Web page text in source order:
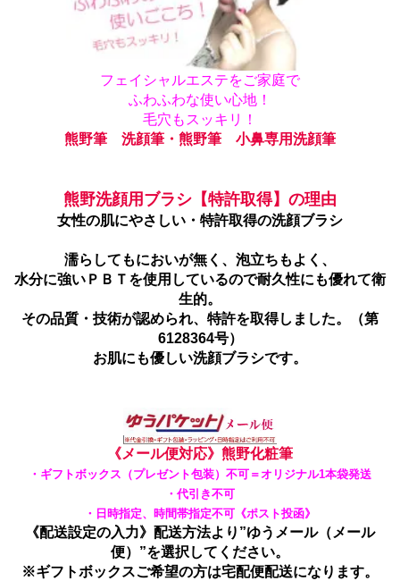
フェイシャルエステをご家庭で
ふわふわな使い心地！
毛穴もスッキリ！
熊野筆 洗顔筆・熊野筆 小鼻専用洗顔筆
熊野洗顔用ブラシ【特許取得】の理由
女性の肌にやさしい・特許取得の洗顔ブラシ
濡らしてもにおいが無く、泡立ちもよく、
水分に強いＰＢＴを使用しているので耐久性にも優れて衛
生的。
その品質・技術が認められ、特許を取得しました。（第
6128364号）
お肌にも優しい洗顔ブラシです。
《メール便対応》熊野化粧筆
・ギフトボックス（プレゼント包装）不可＝オリジナル1本袋発送
・代引き不可
・日時指定、時間帯指定不可《ポスト投函》
《配送設定の入力》配送方法より”ゆうメール（メール
便）”を選択してください。
※ギフトボックスご希望の方は宅配便配送になります。